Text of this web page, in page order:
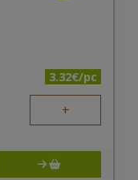
3.32€/pc
+